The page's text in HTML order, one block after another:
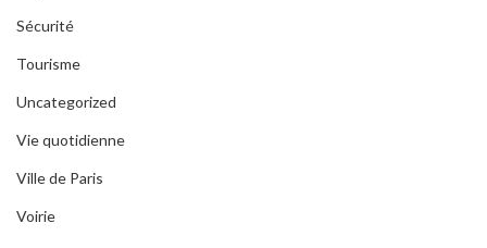
Sécurité
Tourisme
Uncategorized
Vie quotidienne
Ville de Paris
Voirie